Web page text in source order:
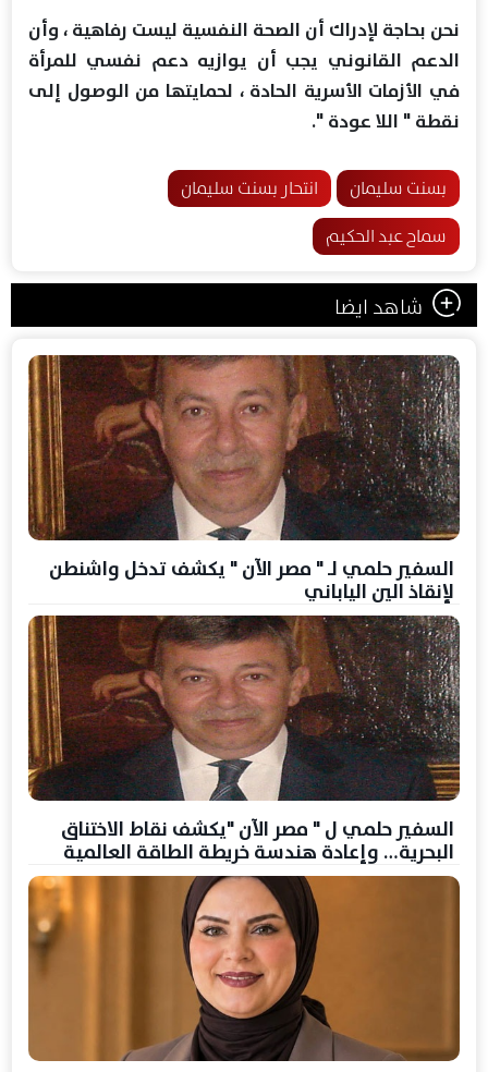
نحن بحاجة لإدراك أن الصحة النفسية ليست رفاهية ، وأن
الدعم القانوني يجب أن يوازيه دعم نفسي للمرأة
في الأزمات الأسرية الحادة ، لحمايتها من الوصول إلى
نقطة " اللا عودة ".
بسنت سليمان انتحار بسنت سليمان
سماح عبد الحكيم
شاهد ايضا
السفير حلمي لـ " مصر الآن " يكشف تدخل واشنطن
لإنقاذ الين الياباني
السفير حلمي ل " مصر الآن "يكشف نقاط الاختناق
البحرية… وإعادة هندسة خريطة الطاقة العالمية